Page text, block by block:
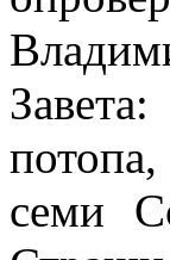
семи